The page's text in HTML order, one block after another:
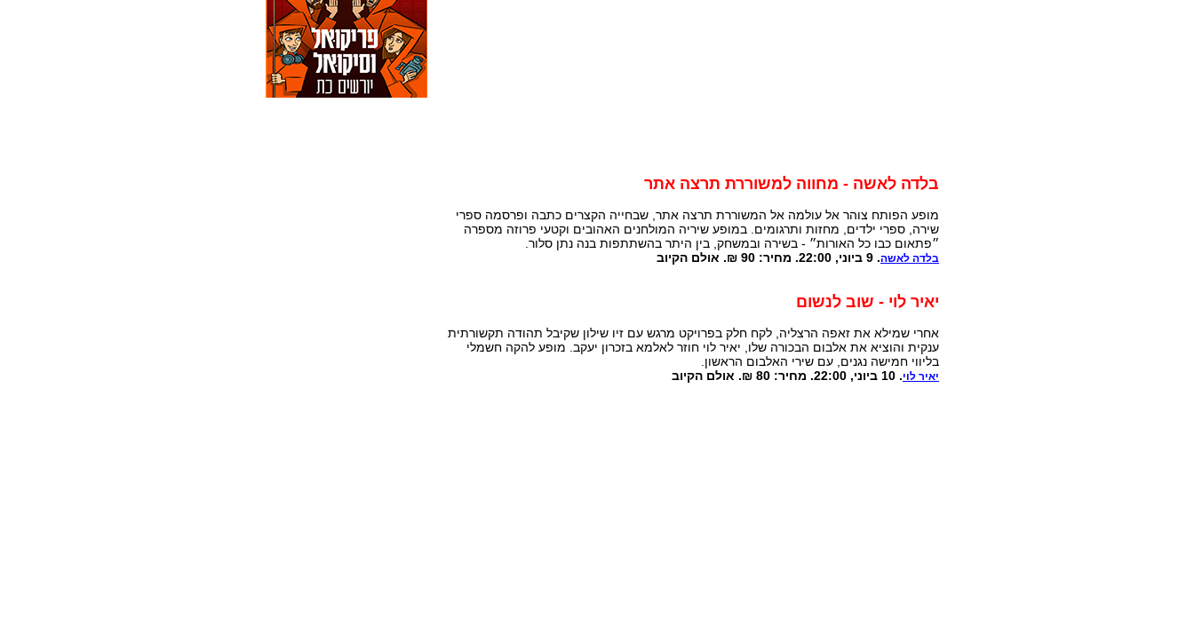
בלדה לאשה - מחווה למשוררת תרצה אתר
מופע הפותח צוהר אל עולמה אל המשוררת תרצה אתר, שבחייה הקצרים כתבה ופרסמה ספרי
שירה, ספרי ילדים, מחזות ותרגומים. במופע שיריה המולחנים האהובים וקטעי פרוזה מספרה
״פתאום כבו כל האורות״ - בשירה ובמשחק, בין היתר בהשתתפות בנה נתן סלור.
בלדה לאשה. 9 ביוני, 22:00. מחיר: 90 ₪. אולם הקיוב
יאיר לוי - שוב לנשום
אחרי שמילא את זאפה הרצליה, לקח חלק בפרויקט מרגש עם זיו שילון שקיבל תהודה תקשורתית
ענקית והוציא את אלבום הבכורה שלו, יאיר לוי חוזר לאלמא בזכרון יעקב. מופע להקה חשמלי
בליווי חמישה נגנים, עם שירי האלבום הראשון.
יאיר לוי. 10 ביוני, 22:00. מחיר: 80 ₪. אולם הקיוב